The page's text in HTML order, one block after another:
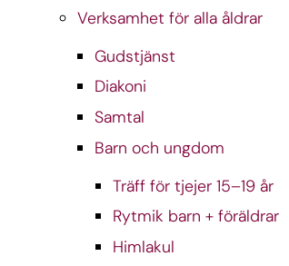
Verksamhet för alla åldrar
Gudstjänst
Diakoni
Samtal
Barn och ungdom
Träff för tjejer 15–19 år
Rytmik barn + föräldrar
Himlakul